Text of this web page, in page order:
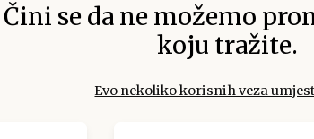
Čini se da ne možemo
koju tražite.
Evo nekoliko korisnih veza